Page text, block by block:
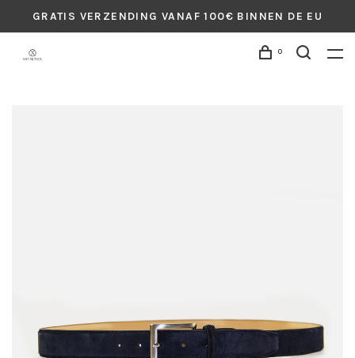
GRATIS VERZENDING VANAF 100€ BINNEN DE EU
0